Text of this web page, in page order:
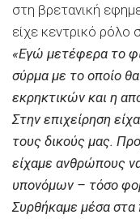
στη βρετανική
είχε κεντρικό
«Εγώ μετέφερα το
σύρμα με το οποίο
εκρηκτικών και η
Στην επιχείρηση
τους δικούς μας.
είχαμε ανθρώπους
υπονόμων – τόσο
Συρθήκαμε μέσα